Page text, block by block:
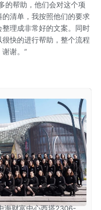
的帮助，他们会对这个项
清单，我按照他们的要求
理成非常好的文案。同时
快的进行帮助，整个流程
谢。”